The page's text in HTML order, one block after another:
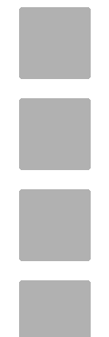
FORWAMKI
SITUNGIR